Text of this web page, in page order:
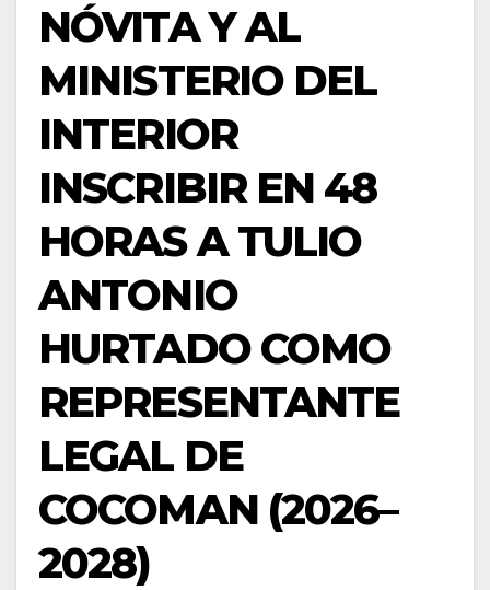
NÓVITA Y AL
MINISTERIO DEL
INTERIOR
INSCRIBIR EN 48
HORAS A TULIO
ANTONIO
HURTADO COMO
REPRESENTANTE
LEGAL DE
COCOMAN (2026–
2028)